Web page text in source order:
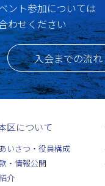
ント参加については
わせください
入会までの流れ
区について
いさつ・役員構成
・情報公開
介